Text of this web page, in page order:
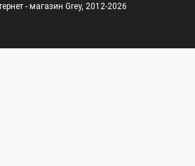
- магазин Grey, 2012-2026